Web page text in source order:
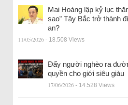
Mai Hoàng lập kỷ lục
sao” Tây Bắc trở thành
an?
11/05/2026 - 18.508 Views
Đẩy người nghèo ra
quyền cho giới siêu giàu
17/06/2026 - 14.528 Views